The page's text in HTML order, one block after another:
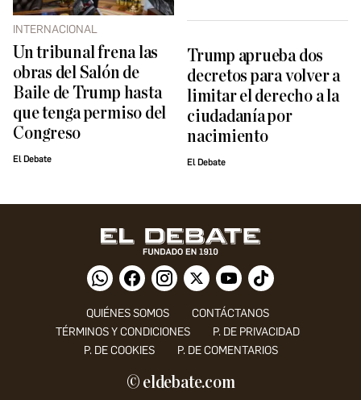
INTERNACIONAL
Un tribunal frena las
obras del Salón de
Baile de Trump hasta
que tenga permiso del
Congreso
El Debate
Trump aprueba dos
decretos para volver a
limitar el derecho a la
ciudadanía por
nacimiento
El Debate
QUIÉNES SOMOS
CONTÁCTANOS
TÉRMINOS Y CONDICIONES
P. DE PRIVACIDAD
P. DE COOKIES
P. DE COMENTARIOS
© eldebate.com